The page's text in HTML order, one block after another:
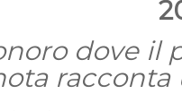
dove il
racconta